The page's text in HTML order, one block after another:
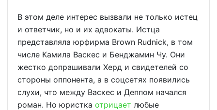
В этом деле интерес вызвали не только истец
и ответчик, но и их адвокаты. Истца
представляла юрфирма Brown Rudnick, в том
числе Камила Васкес и Бенджамин Чу. Они
жестко допрашивали Херд и свидетелей со
стороны оппонента, а в соцсетях появились
слухи, что между Васкес и Деппом начался
роман. Но юристка отрицает любые